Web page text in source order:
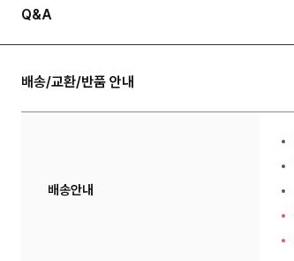
Q&A
배송/교환/반품 안내
배송안내